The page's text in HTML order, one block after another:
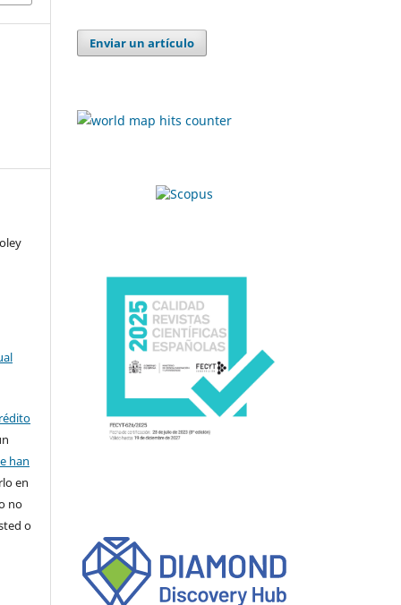
han
en
no
o
Enviar un artículo